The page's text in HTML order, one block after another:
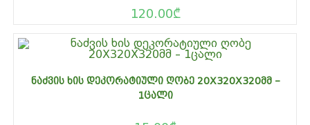
120.00₾
ᲜᲐᲫᲕᲘᲡ ᲮᲘᲡ ᲓᲔᲙᲝᲠᲐᲢᲘᲣᲚᲘ ᲦᲝᲑᲔ 20X320X320ᲛᲛ –
1ᲪᲐᲚᲘ